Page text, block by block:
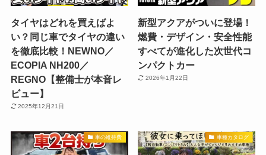
タイヤはどれを買えばよ
い？同じ車でタイヤの違い
を徹底比較！NEWNO／
ECOPIA NH200／
REGNO【整備士が本音レ
ビュー】
2025年12月21日
新型アクアがついに登場！
燃費・デザイン・安全性能
すべてが進化した次世代コ
ンパクトカー
2026年1月22日
車の維持費 車種カタログ